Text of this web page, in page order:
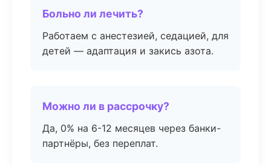
Больно ли лечить?
Работаем с анестезией, седацией, для
детей — адаптация и закись азота.
Можно ли в рассрочку?
Да, 0% на 6-12 месяцев через банки-
партнёры, без переплат.